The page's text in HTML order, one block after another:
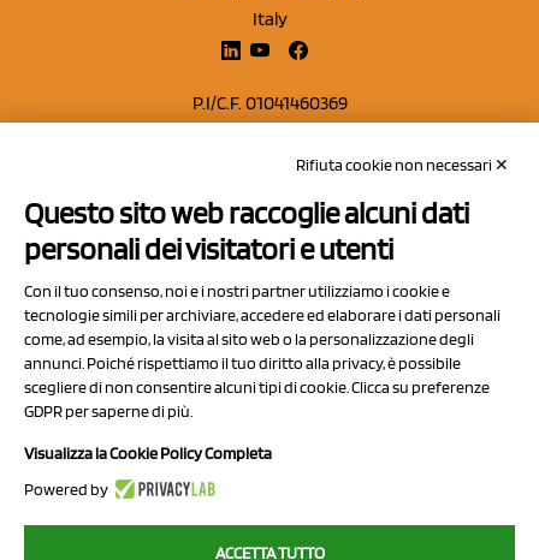
Italy
P.I/C.F. 01041460369
Capitale sociale Euro 50.000,00 i.v.
Contatti
Privacy Policy
Cookie Policy
Chi Siamo
2023 NCX Drahorad srl - All rights reserved
Rifiuta cookie non necessari ✕
Questo sito web raccoglie alcuni dati
personali dei visitatori e utenti
Con il tuo consenso, noi e i nostri partner utilizziamo i cookie e
tecnologie simili per archiviare, accedere ed elaborare i dati personali
come, ad esempio, la visita al sito web o la personalizzazione degli
annunci. Poiché rispettiamo il tuo diritto alla privacy, è possibile
scegliere di non consentire alcuni tipi di cookie. Clicca su preferenze
GDPR per saperne di più.
Visualizza la Cookie Policy Completa
Powered by
ACCETTA TUTTO